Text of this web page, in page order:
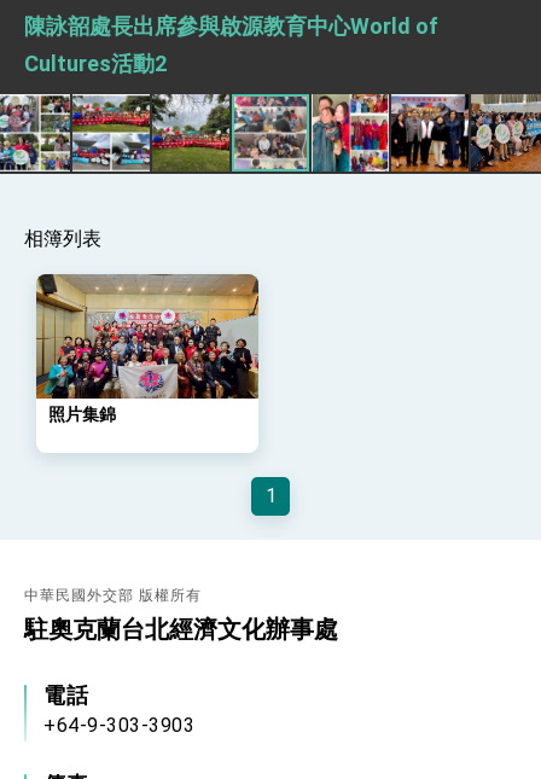
副總統接見美參議員蓋耶哥 強調美國是臺灣重
要合作夥伴
外交部長林佳龍午宴歡迎美國聯邦參議員蓋耶哥
訪問團
外交部長林佳龍接見美國智庫「德國馬歇爾基金
會」訪問團一行，深化跨大西洋戰略夥伴關係
臺美經貿談判獲階段性成果 卓揆期勉爭取時間完
成「臺美對等貿易協定」簽署
外交部長林佳龍主持第35次「參與亞太經濟合作
策略小組」跨部會會議
民調顯示多數國人滿意政府外交表現，高度支持
「總合外交」與台歐美日關係深化
總統以「韌性之島，希望之光」為題發表2026新
變局中 奮起的新臺灣 總統發表國慶演說
總統發表執政周年談話 盼面對未來挑戰 堅持
賴總統就職演說影片
總統重要談話
我國政府將在美國亞利桑納州設立「駐鳳凰城辦
陳詠韶處長出席參與啟源教育中心World of
Cultures活動2
相簿列表
照片集錦
1
中華民國外交部 版權所有
駐奧克蘭台北經濟文化辦事處
電話
+64-9-303-3903